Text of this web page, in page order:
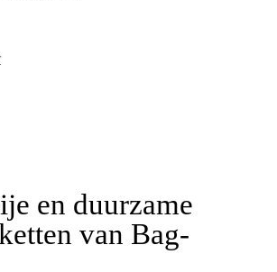
en duurzame
van Bag-